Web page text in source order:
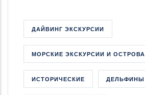
ДАЙВИНГ ЭКСКУРСИИ
МОРСКИЕ ЭКСКУРСИИ И ОСТРОВА
ИСТОРИЧЕСКИЕ ДЕЛЬФИНЫ